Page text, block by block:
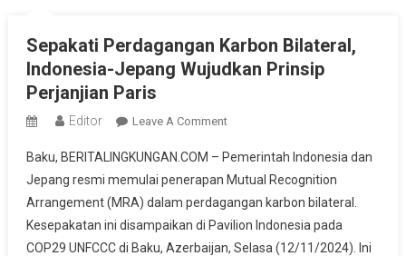
Sepakati Perdagangan Karbon Bilateral,
Indonesia-Jepang Wujudkan Prinsip
Perjanjian Paris
Editor Leave A CommentOn
Perdagangan
Karbon
Bilateral,
Indonesia-
Jepang
Baku, BERITALINGKUNGAN.COM – Pemerintah Indonesia dan
Jepang resmi memulai penerapan Mutual Recognition
Arrangement (MRA) dalam perdagangan karbon bilateral.
Kesepakatan ini disampaikan di Pavilion Indonesia pada
COP29 UNFCCC di Baku, Azerbaijan, Selasa (12/11/2024). Ini